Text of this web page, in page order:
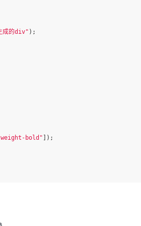
成的div" );
bold" ]);